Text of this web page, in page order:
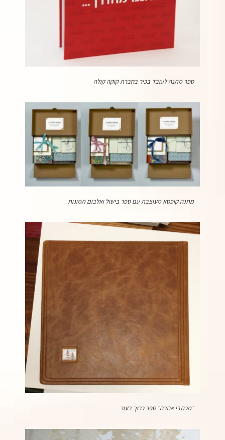
ספר מתנה לעובד בכיר בחברת קוקה קולה
מתנה קופסא מעוצבת עם ספר בישול ואלבום תמונות
״מכתבי אהבה״ ספר כרוך בעור